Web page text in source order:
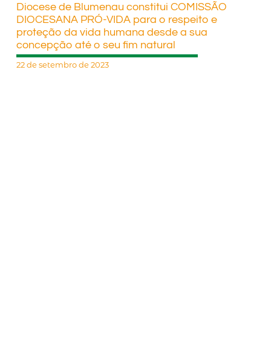
Diocese de Blumenau constitui COMISSÃO
DIOCESANA PRÓ-VIDA para o respeito e
proteção da vida humana desde a sua
concepção até o seu fim natural
22 de setembro de 2023